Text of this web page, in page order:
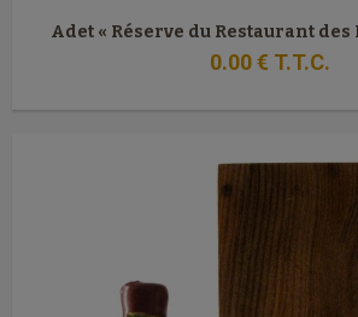
Adet « Réserve du Restaurant des
0.00€ T.T.C.